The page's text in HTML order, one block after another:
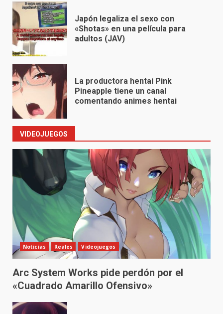
Japón legaliza el sexo con
«Shotas» en una película para
adultos (JAV)
La productora hentai Pink
Pineapple tiene un canal
comentando animes hentai
VIDEOJUEGOS
Noticias Reales Videojuegos
Arc System Works pide perdón por el
«Cuadrado Amarillo Ofensivo»